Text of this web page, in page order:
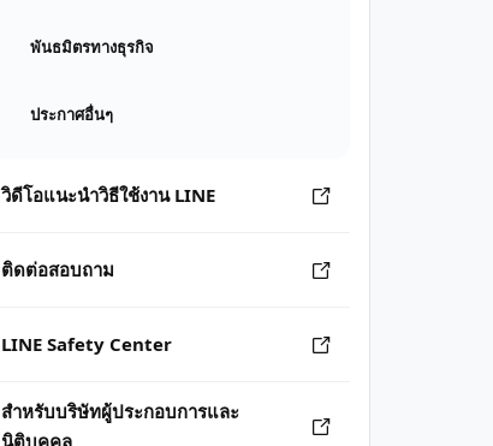
พันธมิตรทางธุรกิจ
ประกาศอื่นๆ
วิดีโอแนะนำวิธีใช้งาน LINE
ติดต่อสอบถาม
LINE Safety Center
สำหรับบริษัทผู้ประกอบการและ
นิติบุคคล